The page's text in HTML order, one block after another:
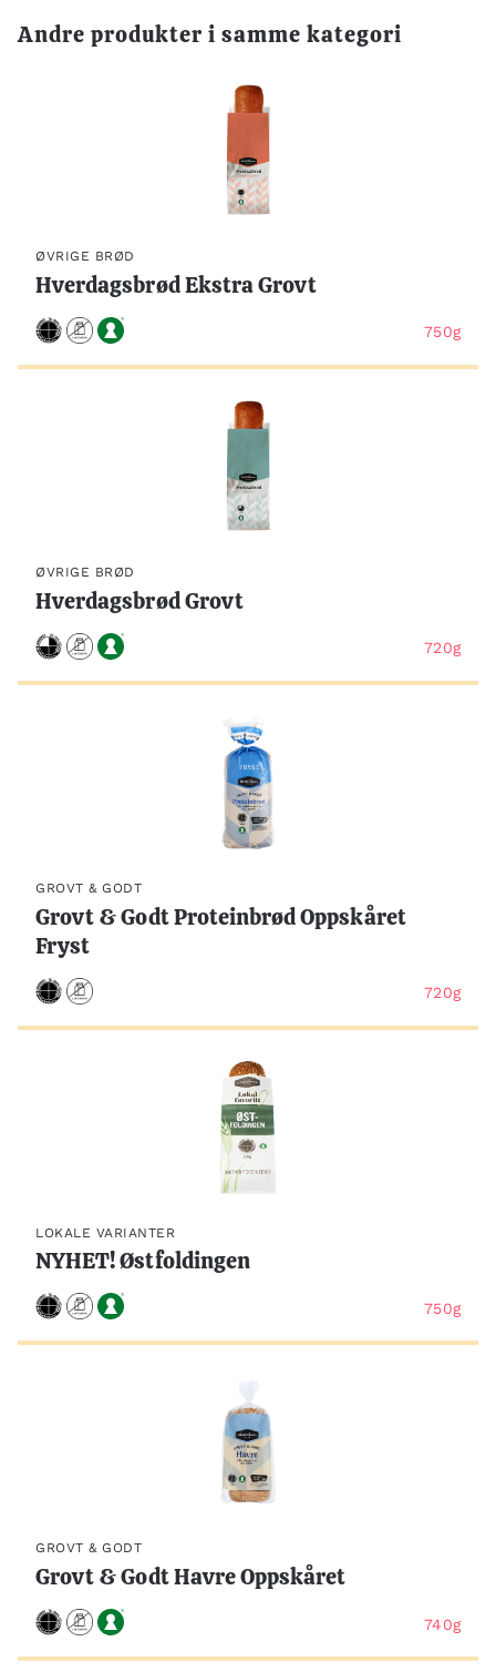
Andre produkter i samme kategori
ØVRIGE BRØD
Hverdagsbrød Ekstra Grovt
750g
ØVRIGE BRØD
Hverdagsbrød Grovt
720g
GROVT & GODT
Grovt & Godt Proteinbrød Oppskåret
Fryst
720g
LOKALE VARIANTER
NYHET! Østfoldingen
750g
GROVT & GODT
Grovt & Godt Havre Oppskåret
740g